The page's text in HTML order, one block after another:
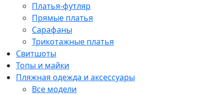
Платья-футляр
Прямые платья
Сарафаны
Трикотажные платья
Свитшоты
Топы и майки
Пляжная одежда и аксессуары
Все модели